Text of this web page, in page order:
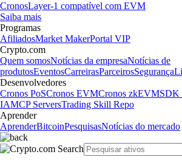
CronosLayer-1 compatível com EVM
Saiba mais
Programas
AfiliadosMarket MakerPortal VIP
Crypto.com
Quem somosNotícias da empresaNotícias de
produtosEventosCarreirasParceirosSegurança
Desenvolvedores
Cronos PoSCronos EVMCronos zkEVMSDK
IAMCP ServersTrading Skill Repo
Aprender
AprenderBitcoinPesquisasNotícias do mercado